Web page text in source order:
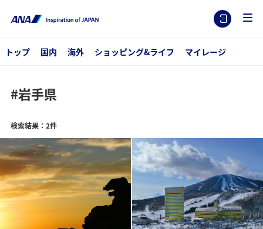
トップ 国内 海外 ショッピング&ライフ マイレージ
#岩手県
検索結果：2件